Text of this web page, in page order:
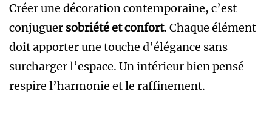
Créer une décoration contemporaine, c’est
conjuguer sobriété et confort. Chaque élément
doit apporter une touche d’élégance sans
surcharger l’espace. Un intérieur bien pensé
respire l’harmonie et le raffinement.